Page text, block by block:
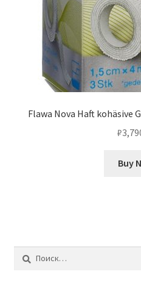
Flawa Nova Haft kohäsive
₽
Buy
Найти: